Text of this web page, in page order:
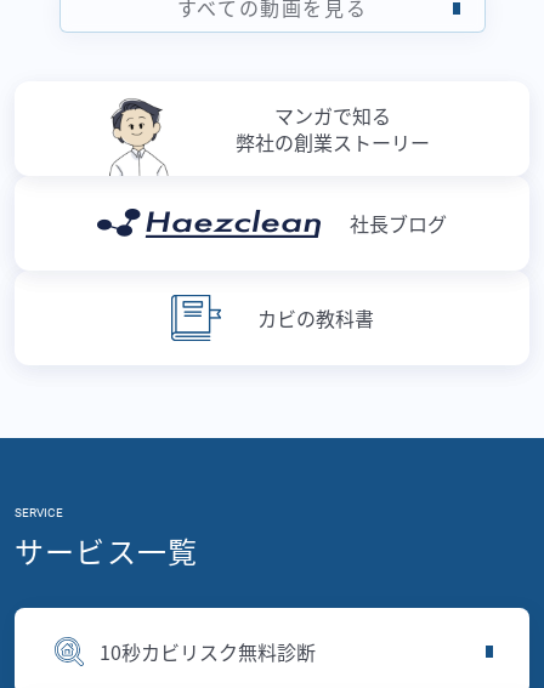
すべての動画を見る
カビの教科書
社長ブログ
マンガで知る
弊社の創業ストーリー
SERVICE
サービス一覧
10秒カビリスク無料診断